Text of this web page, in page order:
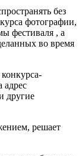
без
фотографии,
фестиваля , а
во время
адрес
другие
решает